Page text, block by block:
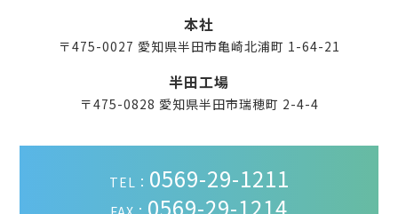
本社
〒475-0027 愛知県半田市亀崎北浦町 1-64-21
半田工場
〒475-0828 愛知県半田市瑞穂町 2-4-4
TEL： 0569-29-1211
0569-29-1214